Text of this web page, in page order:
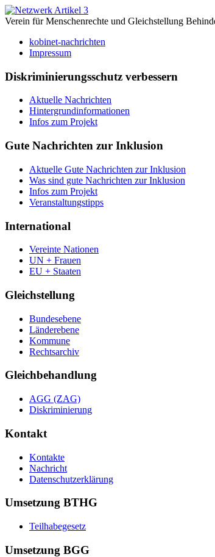
Verein für Menschenrechte und Gleichstellung
kobinet-nachrichten
Impressum
Diskriminierungsschutz verbessern
Aktuelle Nachrichten
Hintergrundinformationen
Infos zum Projekt
Gute Nachrichten zur Inklusion
Aktuelle Gute Nachrichten zur Inklusion
Was sind gute Nachrichten zur Inklusion
Infos zum Projekt
Veranstaltungstipps
International
Vereinte Nationen
UN + Frauen
EU + Staaten
Gleichstellung
Bundesebene
Länderebene
Kommune
Rechtsarchiv
Gleichbehandlung
AGG (ZAG)
Diskriminierung
Kontakt
Kontakte
Nachricht
Datenschutzerklärung
Umsetzung BTHG
Teilhabegesetz
Umsetzung BGG